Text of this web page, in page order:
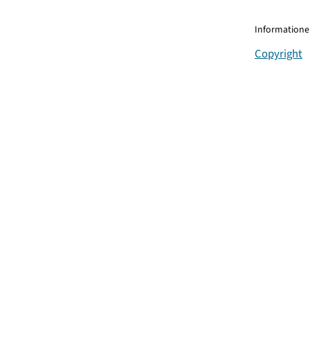
Copyright